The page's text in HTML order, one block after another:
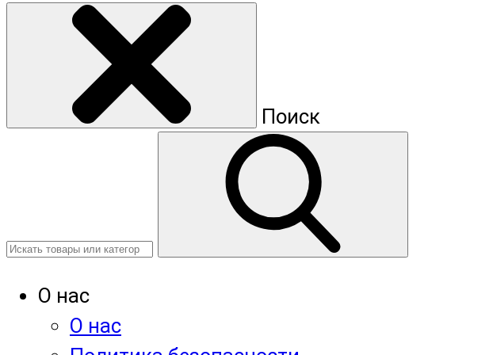
Поиск
О нас
О нас